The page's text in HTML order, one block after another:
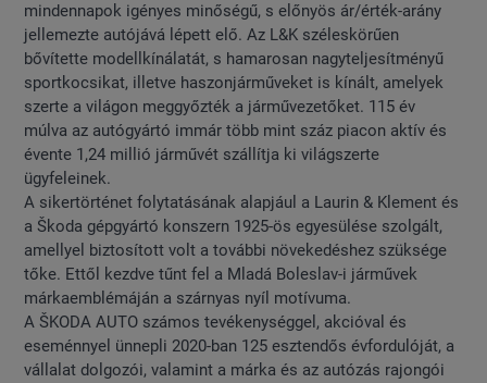
mindennapok igényes minőségű, s előnyös ár/érték-arány
jellemezte autójává lépett elő. Az L&K széleskörűen
bővítette modellkínálatát, s hamarosan nagyteljesítményű
sportkocsikat, illetve haszonjárműveket is kínált, amelyek
szerte a világon meggyőzték a járművezetőket. 115 év
múlva az autógyártó immár több mint száz piacon aktív és
évente 1,24 millió járművét szállítja ki világszerte
ügyfeleinek.
A sikertörténet folytatásának alapjául a Laurin & Klement és
a Škoda gépgyártó konszern 1925-ös egyesülése szolgált,
amellyel biztosított volt a további növekedéshez szüksége
tőke. Ettől kezdve tűnt fel a Mladá Boleslav-i járművek
márkaemblémáján a szárnyas nyíl motívuma.
A ŠKODA AUTO számos tevékenységgel, akcióval és
eseménnyel ünnepli 2020-ban 125 esztendős évfordulóját, a
vállalat dolgozói, valamint a márka és az autózás rajongói